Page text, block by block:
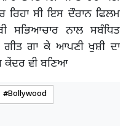
ਸੀ ਇਸ ਦੌਰਾਨ ਫਿਲਮ
ਸਭਿਆਚਾਰ ਨਾਲ ਸਬੰਧਿਤ
ਗੀਤ ਗਾ ਕੇ ਆਪਣੀ ਖੁਸ਼ੀ ਦਾ
ਕੇਂਦਰ ਵੀ ਬਣਿਆ
Bollywood